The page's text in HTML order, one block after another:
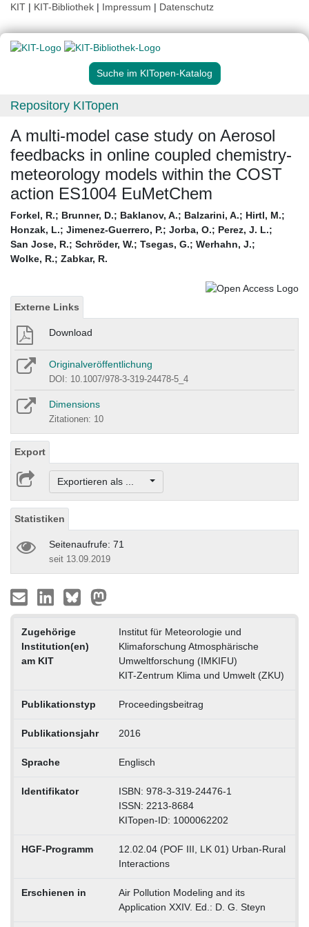
KIT | KIT-Bibliothek | Impressum | Datenschutz
Suche im KITopen-Katalog
Repository KITopen
A multi-model case study on Aerosol
feedbacks in online coupled chemistry-
meteorology models within the COST
action ES1004 EuMetChem
Forkel, R.; Brunner, D.; Baklanov, A.; Balzarini, A.; Hirtl, M.;
Honzak, L.; Jimenez-Guerrero, P.; Jorba, O.; Perez, J. L.;
San Jose, R.; Schröder, W.; Tsegas, G.; Werhahn, J.;
Wolke, R.; Zabkar, R.
Externe Links
Download
Originalveröffentlichung
DOI: 10.1007/978-3-319-24478-5_4
Dimensions
Zitationen: 10
Export
Exportieren als ...
Statistiken
Seitenaufrufe: 71
seit 13.09.2019
Zugehörige
Institution(en)
am KIT
Institut für Meteorologie und
Klimaforschung Atmosphärische
Umweltforschung (IMKIFU)
KIT-Zentrum Klima und Umwelt (ZKU)
Publikationstyp Proceedingsbeitrag
Publikationsjahr 2016
Sprache Englisch
Identifikator
ISBN: 978-3-319-24476-1
ISSN: 2213-8684
KITopen-ID: 1000062202
HGF-Programm
12.02.04 (POF III, LK 01) Urban-Rural
Interactions
Erschienen in
Air Pollution Modeling and its
Application XXIV. Ed.: D. G. Steyn